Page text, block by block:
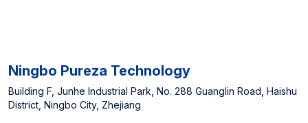
Ningbo Pureza Technology
Building F, Junhe Industrial Park, No. 288 Guanglin Road, Haishu
District, Ningbo City, Zhejiang